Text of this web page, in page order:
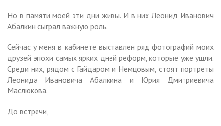
Но в памяти моей эти дни живы. И в них Леонид Иванович
Абалкин сыграл важную роль.
Сейчас у меня в кабинете выставлен ряд фотографий моих
друзей эпохи самых ярких дней реформ, которые уже ушли.
Среди них, рядом с Гайдаром и Немцовым, стоят портреты
Леонида Ивановича Абалкина и Юрия Дмитриевича
Маслюкова.
До встречи,